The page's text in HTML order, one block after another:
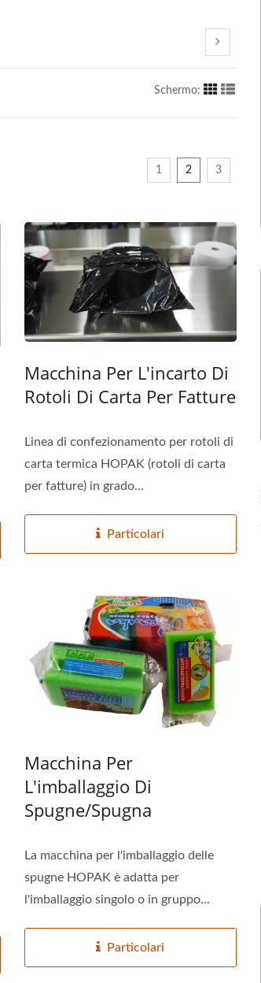
Schermo:
1 2 3
Macchina Per L'incarto Di
Rotoli Di Carta Per Fatture
Linea di confezionamento per rotoli di
carta termica HOPAK (rotoli di carta
per fatture) in grado...
Particolari
Macchina Per
L'imballaggio Di
Spugne/Spugna
La macchina per l'imballaggio delle
spugne HOPAK è adatta per
l'imballaggio singolo o in gruppo...
Particolari
Automatizzata Per Bastoncini
Di Colla Calda